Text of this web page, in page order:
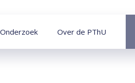
Onderzoek Over de PThU